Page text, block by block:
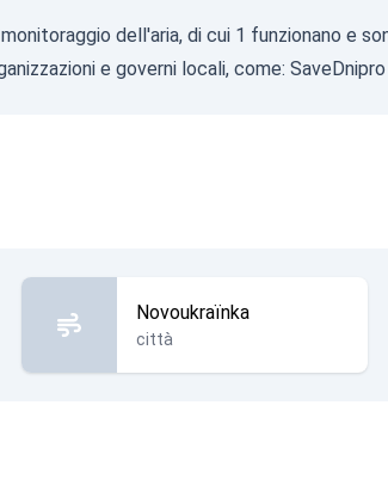
dell'aria, di cui 1 funzionano e
e governi locali, come: SaveDnipro
Novoukraïnka
città